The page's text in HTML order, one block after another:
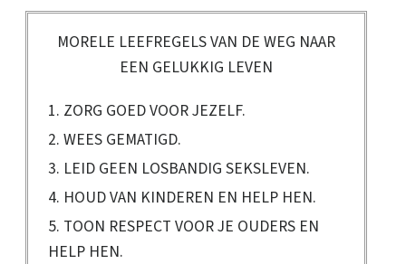
MORELE LEEFREGELS VAN DE WEG NAAR
EEN GELUKKIG LEVEN
1. ZORG GOED VOOR JEZELF.
2. WEES GEMATIGD.
3. LEID GEEN LOSBANDIG SEKSLEVEN.
4. HOUD VAN KINDEREN EN HELP HEN.
5. TOON RESPECT VOOR JE OUDERS EN
HELP HEN.